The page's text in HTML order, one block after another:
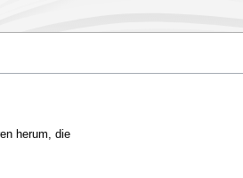
herum, die